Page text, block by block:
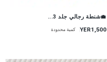
💼شنطة رجالي جلد 3...
YER1,500 كمية محدودة